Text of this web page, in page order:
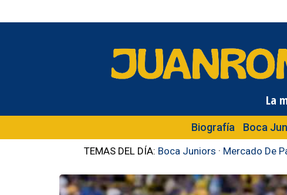
La
Biografía Boca
TEMAS DEL DÍA: Boca Juniors · Mercado De